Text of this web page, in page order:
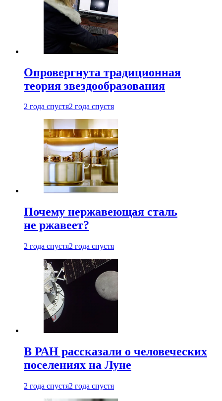
Опровергнута традиционная
теория звездообразования
2 года спустя2 года спустя
Почему нержавеющая сталь
не ржавеет?
2 года спустя2 года спустя
В РАН рассказали о человеческих
поселениях на Луне
2 года спустя2 года спустя